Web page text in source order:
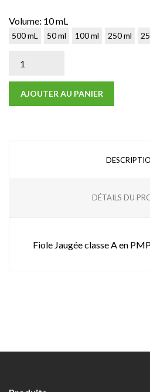
Volume: 10 mL
500 mL 50 ml 100 ml 250 ml
AJOUTER AU PANIER
DÉTAILS DU
Fiole Jaugée classe A en